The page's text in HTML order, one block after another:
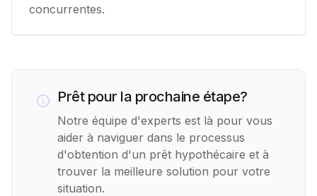
concurrentes.
Prêt pour la prochaine étape?
Notre équipe d'experts est là pour vous
aider à naviguer dans le processus
d'obtention d'un prêt hypothécaire et à
trouver la meilleure solution pour votre
situation.